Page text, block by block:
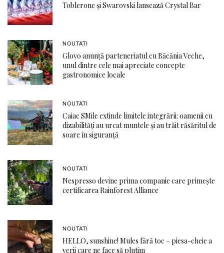
Toblerone și Swarovski lansează Crystal Bar
NOUTATI
Glovo anunță parteneriatul cu Băcănia Veche,
unul dintre cele mai apreciate concepte
gastronomice locale
NOUTATI
Caiac SMile extinde limitele integrării: oamenii cu
dizabilități au urcat muntele și au trăit răsăritul de
soare în siguranță
NOUTATI
Nespresso devine prima companie care primește
certificarea Rainforest Alliance
NOUTATI
HELLO, sunshine! Mules fără toc – piesa-cheie a
verii care ne face să plutim